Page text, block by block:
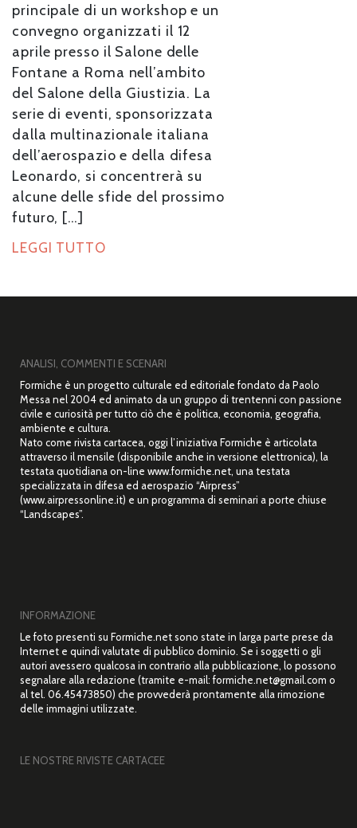
principale di un workshop e un
convegno organizzati il 12
aprile presso il Salone delle
Fontane a Roma nell’ambito
del Salone della Giustizia. La
serie di eventi, sponsorizzata
dalla multinazionale italiana
dell’aerospazio e della difesa
Leonardo, si concentrerà su
alcune delle sfide del prossimo
futuro, […]
LEGGI TUTTO
ANALISI, COMMENTI E SCENARI
Formiche è un progetto culturale ed editoriale fondato da Paolo
Messa nel 2004 ed animato da un gruppo di trentenni con passione
civile e curiosità per tutto ciò che è politica, economia, geografia,
ambiente e cultura.
Nato come rivista cartacea, oggi l’iniziativa Formiche è articolata
attraverso il mensile (disponibile anche in versione elettronica), la
testata quotidiana on-line www.formiche.net, una testata
specializzata in difesa ed aerospazio “Airpress”
(www.airpressonline.it) e un programma di seminari a porte chiuse
“Landscapes”.
INFORMAZIONE
Le foto presenti su Formiche.net sono state in larga parte prese da
Internet e quindi valutate di pubblico dominio. Se i soggetti o gli
autori avessero qualcosa in contrario alla pubblicazione, lo possono
segnalare alla redazione (tramite e-mail: formiche.net@gmail.com o
al tel. 06.45473850) che provvederà prontamente alla rimozione
delle immagini utilizzate.
LE NOSTRE RIVISTE CARTACEE